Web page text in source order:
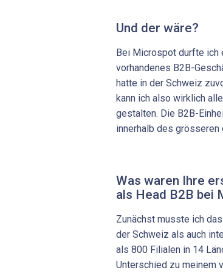
Und der wäre?
Bei Microspot durfte ich
vorhandenes B2B-
hatte in der Schweiz
kann ich also wirklich
gestalten. Die B2B-
innerhalb des grösseren
Was waren Ihre
als Head B2B bei
Zunächst musste ich
der Schweiz als auch
als 800 Filialen in 14
Unterschied zu meinem